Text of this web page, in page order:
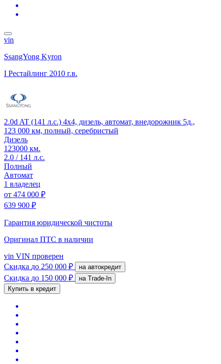
vin
SsangYong Kyron
I Рестайлинг 2010 г.в.
2.0d AT (141 л.с.) 4x4, дизель, автомат, внедорожник 5д.,
123 000 км, полный, серебристый
Дизель
123000 км.
2.0 / 141 л.с.
Полный
Автомат
1 владелец
от 474 000 ₽
639 900 ₽
Гарантия юридической чистоты
Оригинал ПТС в наличии
vin VIN проверен
Скидка до 250 000 ₽ на автокредит
Скидка до 150 000 ₽
на Trade-In
Купить в кредит